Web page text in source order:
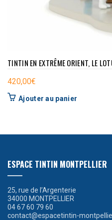
TINTIN EN EXTRÊME ORIENT, LE
420,00€
Ajouter au panier
ESPACE TINTIN MONTPELLIER
25, rue de l’Argenterie
34000 MONTPELLIER
04 67 60 79 60
contact@espacetintin-